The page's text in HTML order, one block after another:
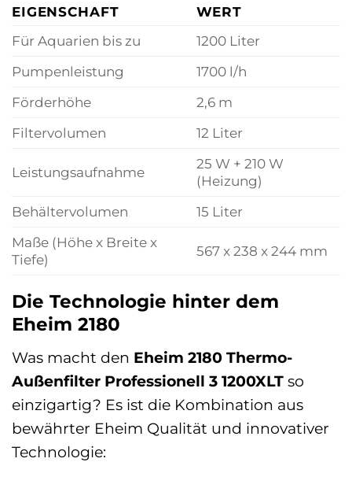
EIGENSCHAFT
WERT
Für Aquarien bis zu
1200 Liter
Pumpenleistung
1700 l/h
Förderhöhe
2,6 m
Filtervolumen
12 Liter
Leistungsaufnahme
25 W + 210 W
(Heizung)
Behältervolumen
15 Liter
Maße (Höhe x Breite x
Tiefe)
567 x 238 x 244 mm
Die Technologie hinter dem
Eheim 2180
Was macht den Eheim 2180 Thermo-
Außenfilter Professionell 3 1200XLT so
einzigartig? Es ist die Kombination aus
bewährter Eheim Qualität und innovativer
Technologie: